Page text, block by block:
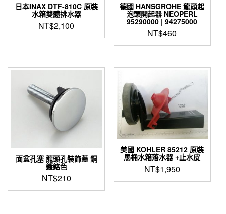
日本INAX DTF-810C 原裝
水箱雙體排水器
NT$2,100
德國 HANSGROHE 龍頭起
泡頭開起器 NEOPERL
95290000 | 94275000
NT$460
面盆孔塞 龍頭孔裝飾蓋 銅
鍍鉻色
NT$210
美國 KOHLER 85212 原裝
馬桶水箱落水器 +止水皮
NT$1,950